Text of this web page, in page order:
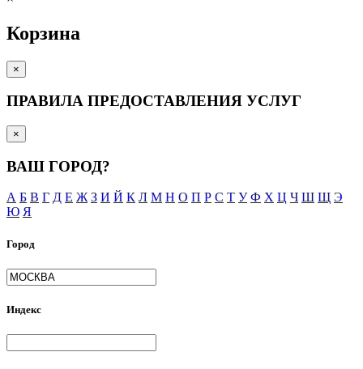
Корзина
×
ПРАВИЛА ПРЕДОСТАВЛЕНИЯ УСЛУГ
×
ВАШ ГОРОД?
А Б В Г Д Е Ж З И Й К Л М Н О П Р С Т У Ф Х Ц Ч Ш Щ Э
Ю Я
Город
Индекс